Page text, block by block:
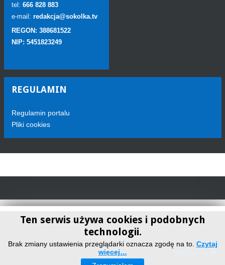
tel: 666 828 883
e-mail: redakcja@sokolka.tv
REGON: 388681522
NIP: 5451823249
REGULAMIN
Regulamin portalu
Pliki cookies
Ten serwis używa cookies i podobnych
technologii.
Brak zmiany ustawienia przeglądarki oznacza zgodę na to. Czytaj
więcej…
Telewizja Sokółka